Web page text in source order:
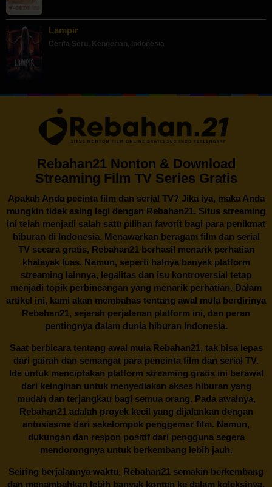
Lampir
Cerita Seru, Kengerian, Indonesia
Rebahan21 Nonton & Download
Streaming Film TV Series Gratis
Apakah Anda pecinta film dan serial TV? Jika iya, maka Anda
mungkin tidak asing lagi dengan Rebahan21. Situs streaming
ini telah menjadi salah satu pilihan favorit bagi para penikmat
hiburan di Indonesia. Menawarkan beragam film dan serial
TV secara gratis, Rebahan21berhasil menarik perhatian
khalayak luas. Namun, seperti halnya banyak platform
streaming lainnya, legalitas dan isu kontroversial tetap
menjadi topik perbincangan yang menarik perhatian. Dalam
artikel ini, kami akan membahas tentang awal mula berdirinya
Rebahan21, sejarah perjalanan platform ini, dan peran
pentingnya dalam dunia hiburan Indonesia.
Saat berbicara tentang awal mula Rebahan21, tak bisa lepas
dari gairah dan semangat para pencinta film dan serial TV.
Ide untuk menciptakan platform streaming gratis ini berawal
dari keinginan untuk menyediakan akses hiburan yang
mudah dan terjangkau bagi semua orang. Pada awalnya,
Rebahan21 adalah proyek kecil yang dijalankan dengan
antusiasme dari sekelompok penggemar film. Namun,
dukungan dan respon positif dari pengguna segera
mendorongnya untuk berkembang lebih jauh.
Seiring berjalannya waktu, Rebahan21 semakin berkembang
dan menambahkan lebih banyak konten ke dalam koleksinya.